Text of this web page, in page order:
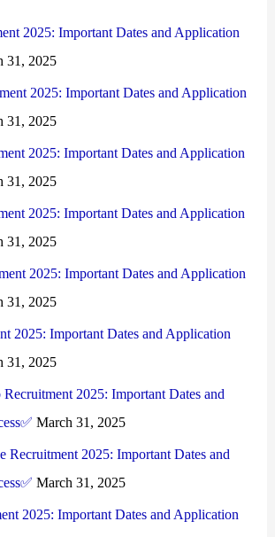
2025: Important Dates and Application
31, 2025
2025: Important Dates and Application
31, 2025
2025: Important Dates and Application
31, 2025
2025: Important Dates and Application
31, 2025
2025: Important Dates and Application
31, 2025
2025: Important Dates and Application
31, 2025
2025: Important Dates and
March 31, 2025
Recruitment 2025: Important Dates and
March 31, 2025
2025: Important Dates and Application